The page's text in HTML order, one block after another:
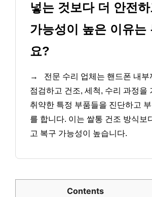
넣는 것보다 더 안전
가능성이 높은 이유는
요?
→
전문 수리 업체는 핸드폰 내부
점검하고 건조, 세척, 수리 과정을
취약한 특정 부품들을 진단하고
를 합니다. 이는 쌀통 건조 방식보
고 복구 가능성이 높습니다.
Contents